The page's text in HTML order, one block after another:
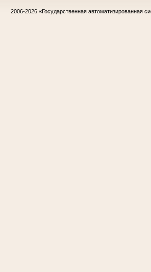
2006-2026 «Государственная автоматизированная